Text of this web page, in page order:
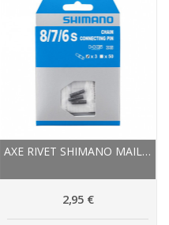
AXE RIVET SHIMANO MAILLON DE CHAINE 6/7/8V HG...
2,95 €